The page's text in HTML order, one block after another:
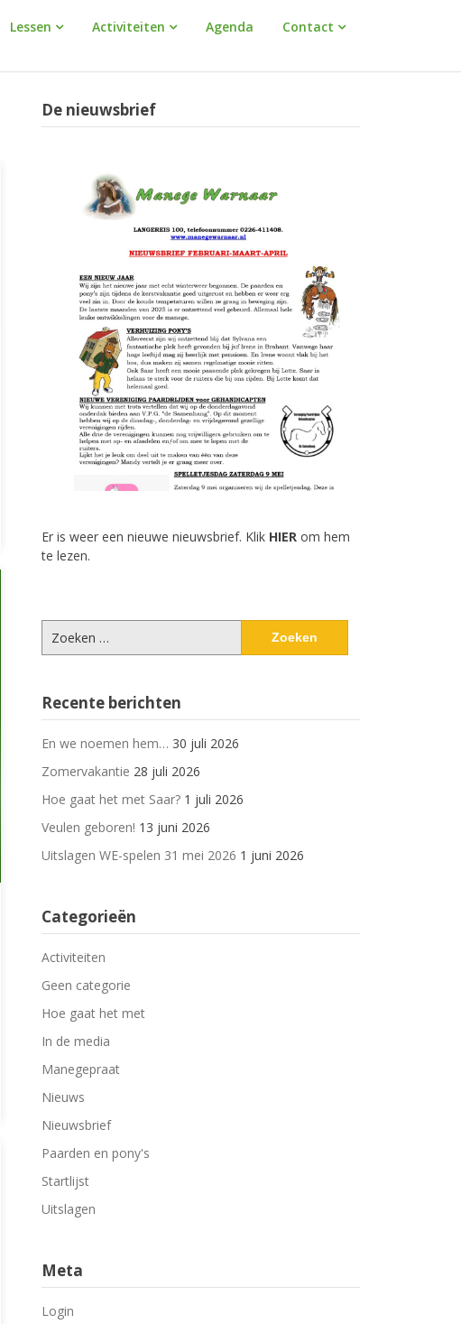
Lessen Activiteiten Agenda Contact
De nieuwsbrief
Er is weer een nieuwe nieuwsbrief. Klik HIER om hem
te lezen.
naar:
Recente berichten
En we noemen hem… 30 juli 2026
Zomervakantie 28 juli 2026
Hoe gaat het met Saar? 1 juli 2026
Veulen geboren! 13 juni 2026
Uitslagen WE-spelen 31 mei 2026 1 juni 2026
Categorieën
Activiteiten
Geen categorie
Hoe gaat het met
In de media
Manegepraat
Nieuws
Nieuwsbrief
Paarden en pony's
Startlijst
Uitslagen
Meta
Login